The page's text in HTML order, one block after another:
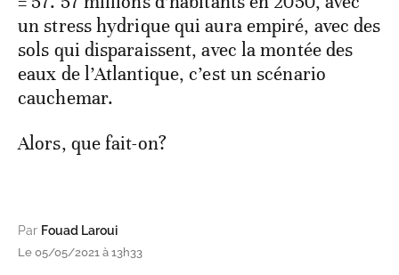
un stress hydrique qui aura empiré, avec des
sols qui disparaissent, avec la montée des
eaux de l’Atlantique, c’est un scénario
cauchemar.
Alors, que fait-on?
Par Fouad Laroui
Le 05/05/2021 à 13h33